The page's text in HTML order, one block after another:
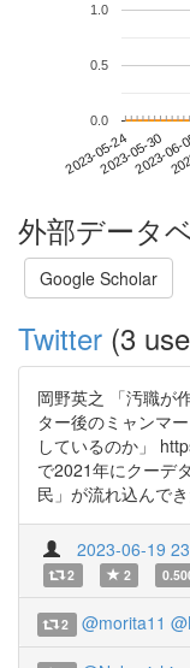
2023-05-242023-05-30
2023-
0.0
0.5
1.0
外部データ
Google Scholar
Twitter (3
岡野英之 「汚職が
ター後のミャンマ
しているのか」
で2021年にクーデ
民」が流れ込んで
2023-06-19
2 2
2 @morita11